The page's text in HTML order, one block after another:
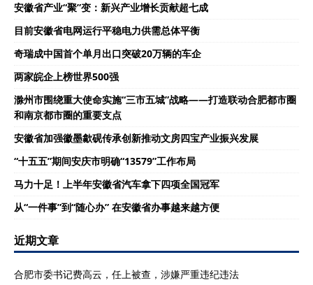
安徽省产业“聚”变：新兴产业增长贡献超七成
目前安徽省电网运行平稳电力供需总体平衡
奇瑞成中国首个单月出口突破20万辆的车企
两家皖企上榜世界500强
滁州市围绕重大使命实施“三市五城”战略——打造联动合肥都市圈
和南京都市圈的重要支点
安徽省加强徽墨歙砚传承创新推动文房四宝产业振兴发展
“十五五”期间安庆市明确“13579”工作布局
马力十足！上半年安徽省汽车拿下四项全国冠军
从“一件事”到“随心办” 在安徽省办事越来越方便
近期文章
合肥市委书记费高云，任上被查，涉嫌严重违纪违法